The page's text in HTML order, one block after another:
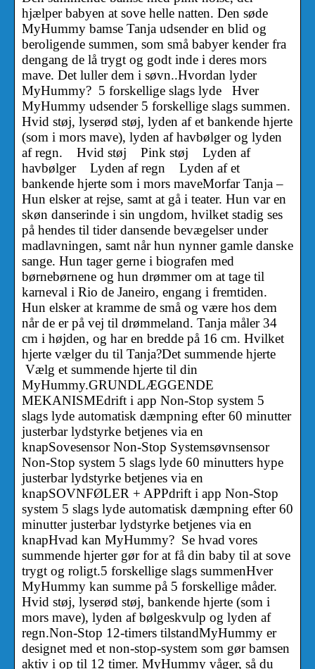
hjælper babyen at sove helle natten. Den søde
MyHummy bamse Tanja udsender en blid og
beroligende summen, som små babyer kender fra
dengang de lå trygt og godt inde i deres mors
mave. Det luller dem i søvn..Hvordan lyder
MyHummy? 5 forskellige slags lyde Hver
MyHummy udsender 5 forskellige slags summen.
Hvid støj, lyserød støj, lyden af et bankende hjerte
(som i mors mave), lyden af havbølger og lyden
af regn. Hvid støj Pink støj Lyden af
havbølger Lyden af regn Lyden af et
bankende hjerte som i mors maveMorfar Tanja –
Hun elsker at rejse, samt at gå i teater. Hun var en
skøn danserinde i sin ungdom, hvilket stadig ses
på hendes til tider dansende bevægelser under
madlavningen, samt når hun nynner gamle danske
sange. Hun tager gerne i biografen med
børnebørnene og hun drømmer om at tage til
karneval i Rio de Janeiro, engang i fremtiden.
Hun elsker at kramme de små og være hos dem
når de er på vej til drømmeland. Tanja måler 34
cm i højden, og har en bredde på 16 cm. Hvilket
hjerte vælger du til Tanja?Det summende hjerte
Vælg et summende hjerte til din
MyHummy.GRUNDLÆGGENDE
MEKANISMEdrift i app Non-Stop system 5
slags lyde automatisk dæmpning efter 60 minutter
justerbar lydstyrke betjenes via en
knapSovesensor Non-Stop Systemsøvnsensor
Non-Stop system 5 slags lyde 60 minutters hype
justerbar lydstyrke betjenes via en
knapSOVNFØLER + APPdrift i app Non-Stop
system 5 slags lyde automatisk dæmpning efter 60
minutter justerbar lydstyrke betjenes via en
knapHvad kan MyHummy? Se hvad vores
summende hjerter gør for at få din baby til at sove
trygt og roligt.5 forskellige slags summenHver
MyHummy kan summe på 5 forskellige måder.
Hvid støj, lyserød støj, bankende hjerte (som i
mors mave), lyden af bølgeskvulp og lyden af
regn.Non-Stop 12-timers tilstandMyHummy er
designet med et non-stop-system som gør bamsen
aktiv i op til 12 timer. MyHummy våger, så du